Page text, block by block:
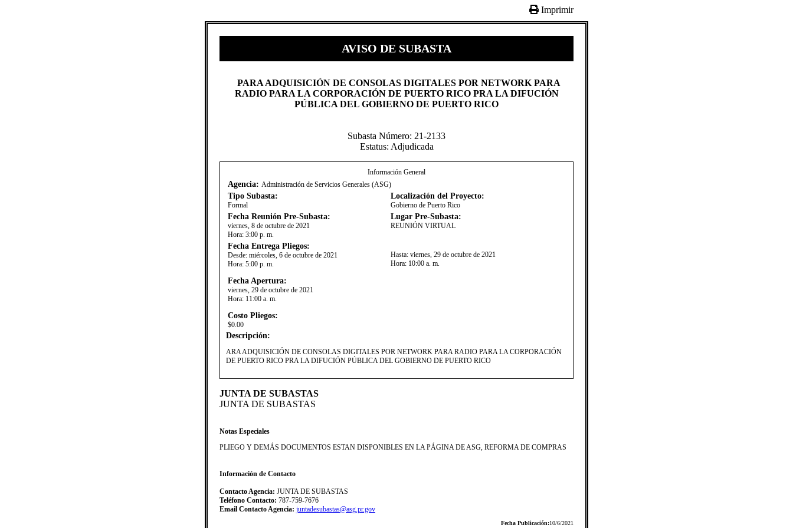
Imprimir
AVISO DE SUBASTA
​PARA ADQUISICIÓN DE CONSOLAS DIGITALES POR NETWORK PARA
RADIO PARA LA CORPORACIÓN DE PUERTO RICO PRA LA DIFUCIÓN
PÚBLICA DEL GOBIERNO DE PUERTO RICO
Subasta Número: 21-2133
Estatus: Adjudicada
Información General
Agencia: Administración de Servicios Generales (ASG)
Tipo Subasta:
Formal
Localización del Proyecto:
Gobierno de Puerto Rico
Fecha Reunión Pre-Subasta:
viernes, 8 de octubre de 2021
Hora: 3:00 p. m.
Lugar Pre-Subasta:
​REUNIÓN VIRTUAL
Fecha Entrega Pliegos:
Desde: miércoles, 6 de octubre de 2021
Hora: 5:00 p. m.
Hasta: viernes, 29 de octubre de 2021
Hora: 10:00 a. m.
Fecha Apertura:
viernes, 29 de octubre de 2021
Hora: 11:00 a. m.
Costo Pliegos:
$0.00
Descripción:
​ARA ADQUISICIÓN DE CONSOLAS DIGITALES POR NETWORK PARA RADIO PARA LA CORPORACIÓN
DE PUERTO RICO PRA LA DIFUCIÓN PÚBLICA DEL GOBIERNO DE PUERTO RICO​
JUNTA DE SUBASTAS
JUNTA DE SUBASTAS
Notas Especiales
​PLIEGO Y DEMÁS DOCUMENTOS ESTAN DISPONIBLES EN LA PÁGINA DE ASG, REFORMA DE COMPRAS
Información de Contacto
Contacto Agencia: JUNTA DE SUBASTAS
Teléfono Contacto: 787-759-7676
Email Contacto Agencia: juntadesubastas@asg.pr.gov
Fecha Publicación:10/6/2021